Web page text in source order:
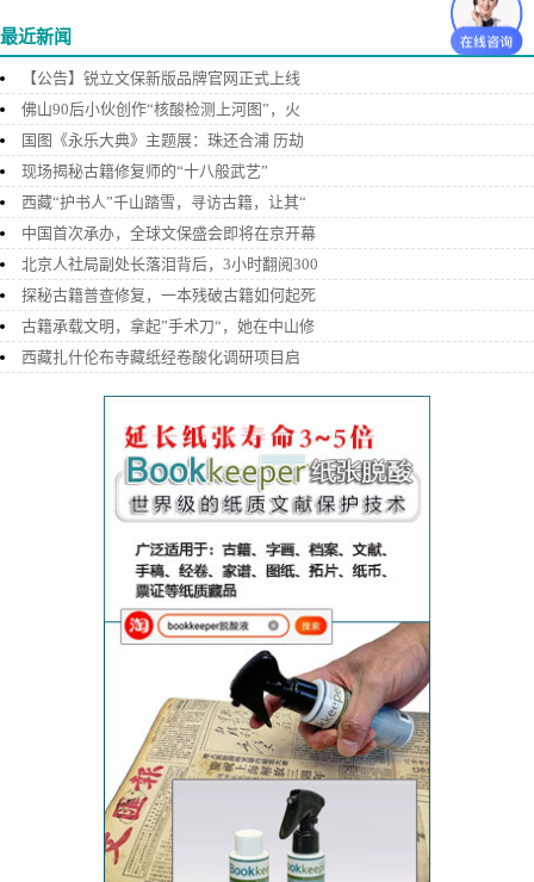
最近新闻
【公告】锐立文保新版品牌官网正式上线
佛山90后小伙创作“核酸检测上河图”，火
国图《永乐大典》主题展：珠还合浦 历劫
现场揭秘古籍修复师的“十八般武艺”
西藏“护书人”千山踏雪，寻访古籍，让其“
中国首次承办，全球文保盛会即将在京开幕
北京人社局副处长落泪背后，3小时翻阅300
探秘古籍普查修复，一本残破古籍如何起死
古籍承载文明，拿起”手术刀“，她在中山修
西藏扎什伦布寺藏纸经卷酸化调研项目启